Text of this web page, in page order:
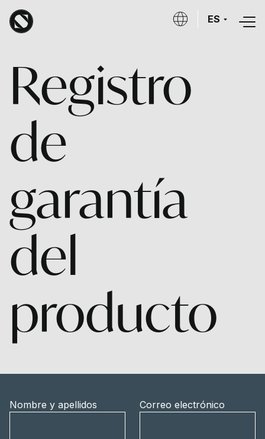
Skip to main content
ES
Registro
de
garantía
del
producto
Nombre y apellidos Correo electrónico